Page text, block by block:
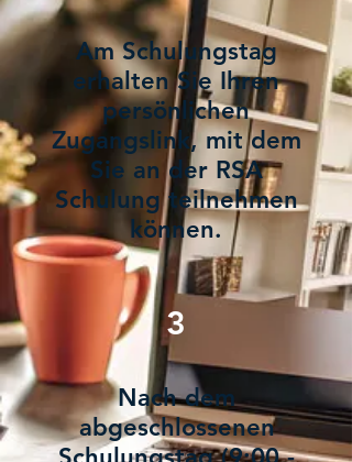
Am Schulungstag
erhalten Sie Ihren
persönlichen
Zugangslink, mit dem
Sie an der RSA
Schulung teilnehmen
können.
3
Nach dem
abgeschlossenen